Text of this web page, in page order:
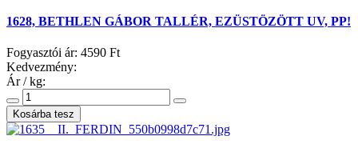
1628, BETHLEN GÁBOR TALLÉR, EZÜSTÖZÖTT UV, PP!
Fogyasztói ár: 4590 Ft
Kedvezmény:
Ár / kg: